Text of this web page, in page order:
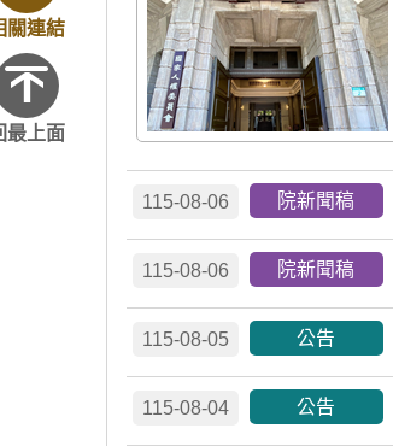
關連結
最上面
115-08-06 院新聞稿
115-08-06 院新聞稿
115-08-05 公告
115-08-04 公告